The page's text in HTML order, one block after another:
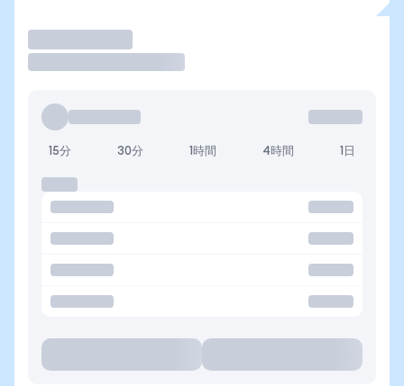
15分 30分 1時間 4時間 1日